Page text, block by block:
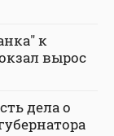
к
вырос
дела о